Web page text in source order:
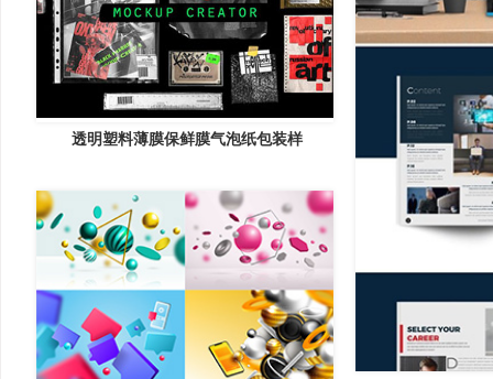
透明塑料薄膜保鲜膜气泡纸包装样